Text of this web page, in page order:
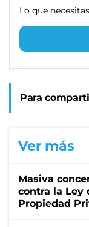
Lo que
Para
Ver más
Masiva
contra la Ley
Propiedad